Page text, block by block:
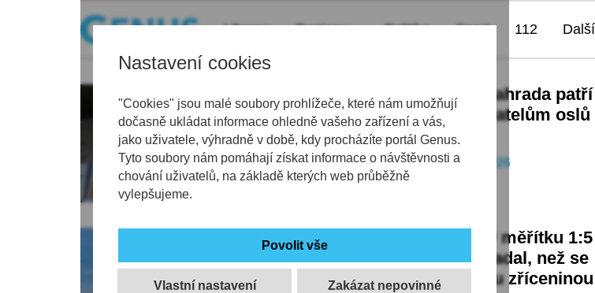
Nastavení cookies
"Cookies" jsou malé soubory prohlížeče, které nám umožňují
dočasně ukládat informace ohledně vašeho zařízení a vás,
jako uživatele, výhradně v době, kdy procházíte portál Genus.
Tyto soubory nám pomáhají získat informace o návštěvnosti a
chování uživatelů, na základě kterých web průběžně
vylepšujeme.
Vlastní nastavení
Liberec Regiony Politika Sport 112 Další
Liberecká zoologická zahrada patří
k nejúspěšnějším chovatelům oslů
somálských v Evropě
Liberec Zajímavost 29. 07. 2026
Replika hradu Trosky v měřítku 1:5
ukazuje, jak objekt vypadal, než se
stal nejznámější českou zříceninou